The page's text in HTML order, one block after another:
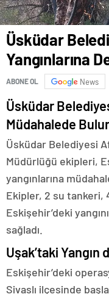
Üsküdar
Yangınlarına
ABONE OL News
Üsküdar
Müdahalede
Üsküdar Belediyesi
Müdürlüğü ekipleri,
yangınlarına
Ekipler, 2 su tankeri,
Eskişehir’deki
sağladı.
Uşak’taki Yangın
Eskişehir’deki
Sivaslı ilçesinde